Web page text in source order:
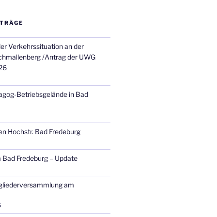
Verkehrssituation an der
/Antrag der UWG
Betriebsgelände in Bad
Hochstr. Bad Fredeburg
Fredeburg – Update
am